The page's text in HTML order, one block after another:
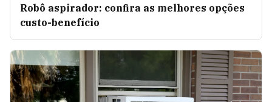
Robô aspirador: confira as melhores opções
custo-benefício